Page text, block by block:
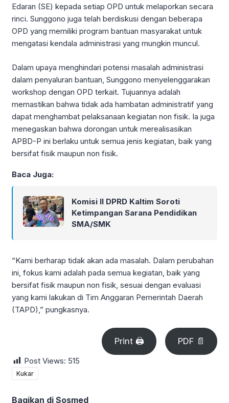
Edaran (SE) kepada setiap OPD untuk melaporkan secara
rinci. Sunggono juga telah berdiskusi dengan beberapa
OPD yang memiliki program bantuan masyarakat untuk
mengatasi kendala administrasi yang mungkin muncul.
Dalam upaya menghindari potensi masalah administrasi
dalam penyaluran bantuan, Sunggono menyelenggarakan
workshop dengan OPD terkait. Tujuannya adalah
memastikan bahwa tidak ada hambatan administratif yang
dapat menghambat pelaksanaan kegiatan non fisik. Ia juga
menegaskan bahwa dorongan untuk merealisasikan
APBD-P ini berlaku untuk semua jenis kegiatan, baik yang
bersifat fisik maupun non fisik.
Baca Juga:
Komisi II DPRD Kaltim Soroti
Ketimpangan Sarana Pendidikan
SMA/SMK
“Kami berharap tidak akan ada masalah. Dalam perubahan
ini, fokus kami adalah pada semua kegiatan, baik yang
bersifat fisik maupun non fisik, sesuai dengan evaluasi
yang kami lakukan di Tim Anggaran Pemerintah Daerah
(TAPD),” pungkasnya.
Print 🖨 PDF 📄
Post Views: 515
Kukar
Bagikan di Sosmed